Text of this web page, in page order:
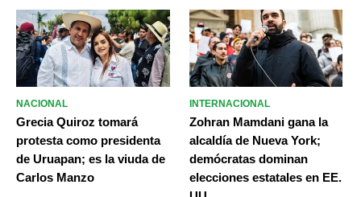
NACIONAL
Grecia Quiroz tomará
protesta como presidenta
de Uruapan; es la viuda de
Carlos Manzo
INTERNACIONAL
Zohran Mamdani gana la
alcaldía de Nueva York;
demócratas dominan
elecciones estatales en EE.